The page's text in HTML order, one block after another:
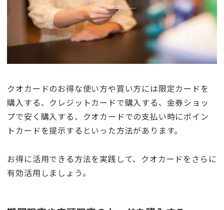
クオカードのお得な使い方や買い方には限定カードを
購入する、クレジットカードで購入する、金券ショッ
プで安く購入する、クオカードでの支払い時にポイン
トカードを提示するといった方法があります。
お得に活用できる方法を実践して、クオカードをさらに
有効活用しましょう。